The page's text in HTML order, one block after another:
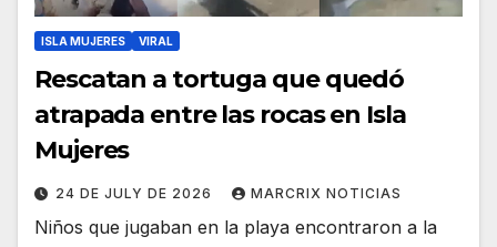
ISLA MUJERES VIRAL
Rescatan a tortuga que quedó
atrapada entre las rocas en Isla
Mujeres
24 DE JULY DE 2026 MARCRIX NOTICIAS
Niños que jugaban en la playa encontraron a la